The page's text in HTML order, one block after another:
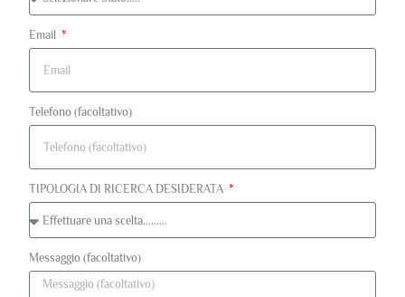
Email
Telefono (facoltativo)
TIPOLOGIA DI RICERCA DESIDERATA
Messaggio (facoltativo)